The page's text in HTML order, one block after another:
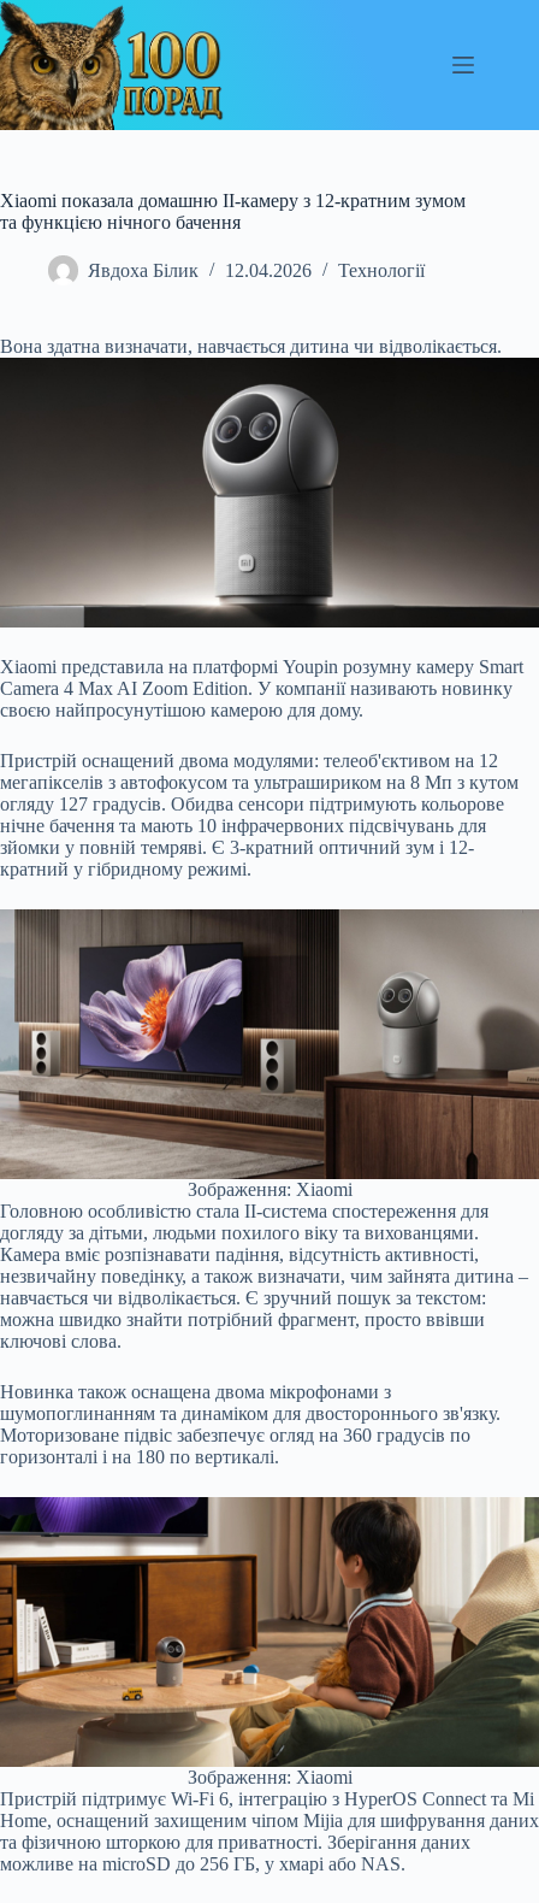
Перейти
до
вмісту
Xiaomi показала домашню ІІ-камеру з 12-кратним зумом
та функцією нічного бачення
Явдоха Білик 12.04.2026 Технології
Вона здатна визначати, навчається дитина чи відволікається.
Xiaomi представила на платформі Youpin розумну камеру Smart
Camera 4 Max AI Zoom Edition. У компанії називають новинку
своєю найпросунутішою камерою для дому.
Пристрій оснащений двома модулями: телеоб'єктивом на 12
мегапікселів з автофокусом та ультрашириком на 8 Мп з кутом
огляду 127 градусів. Обидва сенсори підтримують кольорове
нічне бачення та мають 10 інфрачервоних підсвічувань для
зйомки у повній темряві. Є 3-кратний оптичний зум і 12-
кратний у гібридному режимі.
Зображення: Xiaomi
Головною особливістю стала ІІ-система спостереження для
догляду за дітьми, людьми похилого віку та вихованцями.
Камера вміє розпізнавати падіння, відсутність активності,
незвичайну поведінку, а також визначати, чим зайнята дитина –
навчається чи відволікається. Є зручний пошук за текстом:
можна швидко знайти потрібний фрагмент, просто ввівши
ключові слова.
Новинка також оснащена двома мікрофонами з
шумопоглинанням та динаміком для двостороннього зв'язку.
Моторизоване підвіс забезпечує огляд на 360 градусів по
горизонталі і на 180 по вертикалі.
Зображення: Xiaomi
Пристрій підтримує Wi‑Fi 6, інтеграцію з HyperOS Connect та Mi
Home, оснащений захищеним чіпом Mijia для шифрування даних
та фізичною шторкою для приватності. Зберігання даних
можливе на microSD до 256 ГБ, у хмарі або NAS.